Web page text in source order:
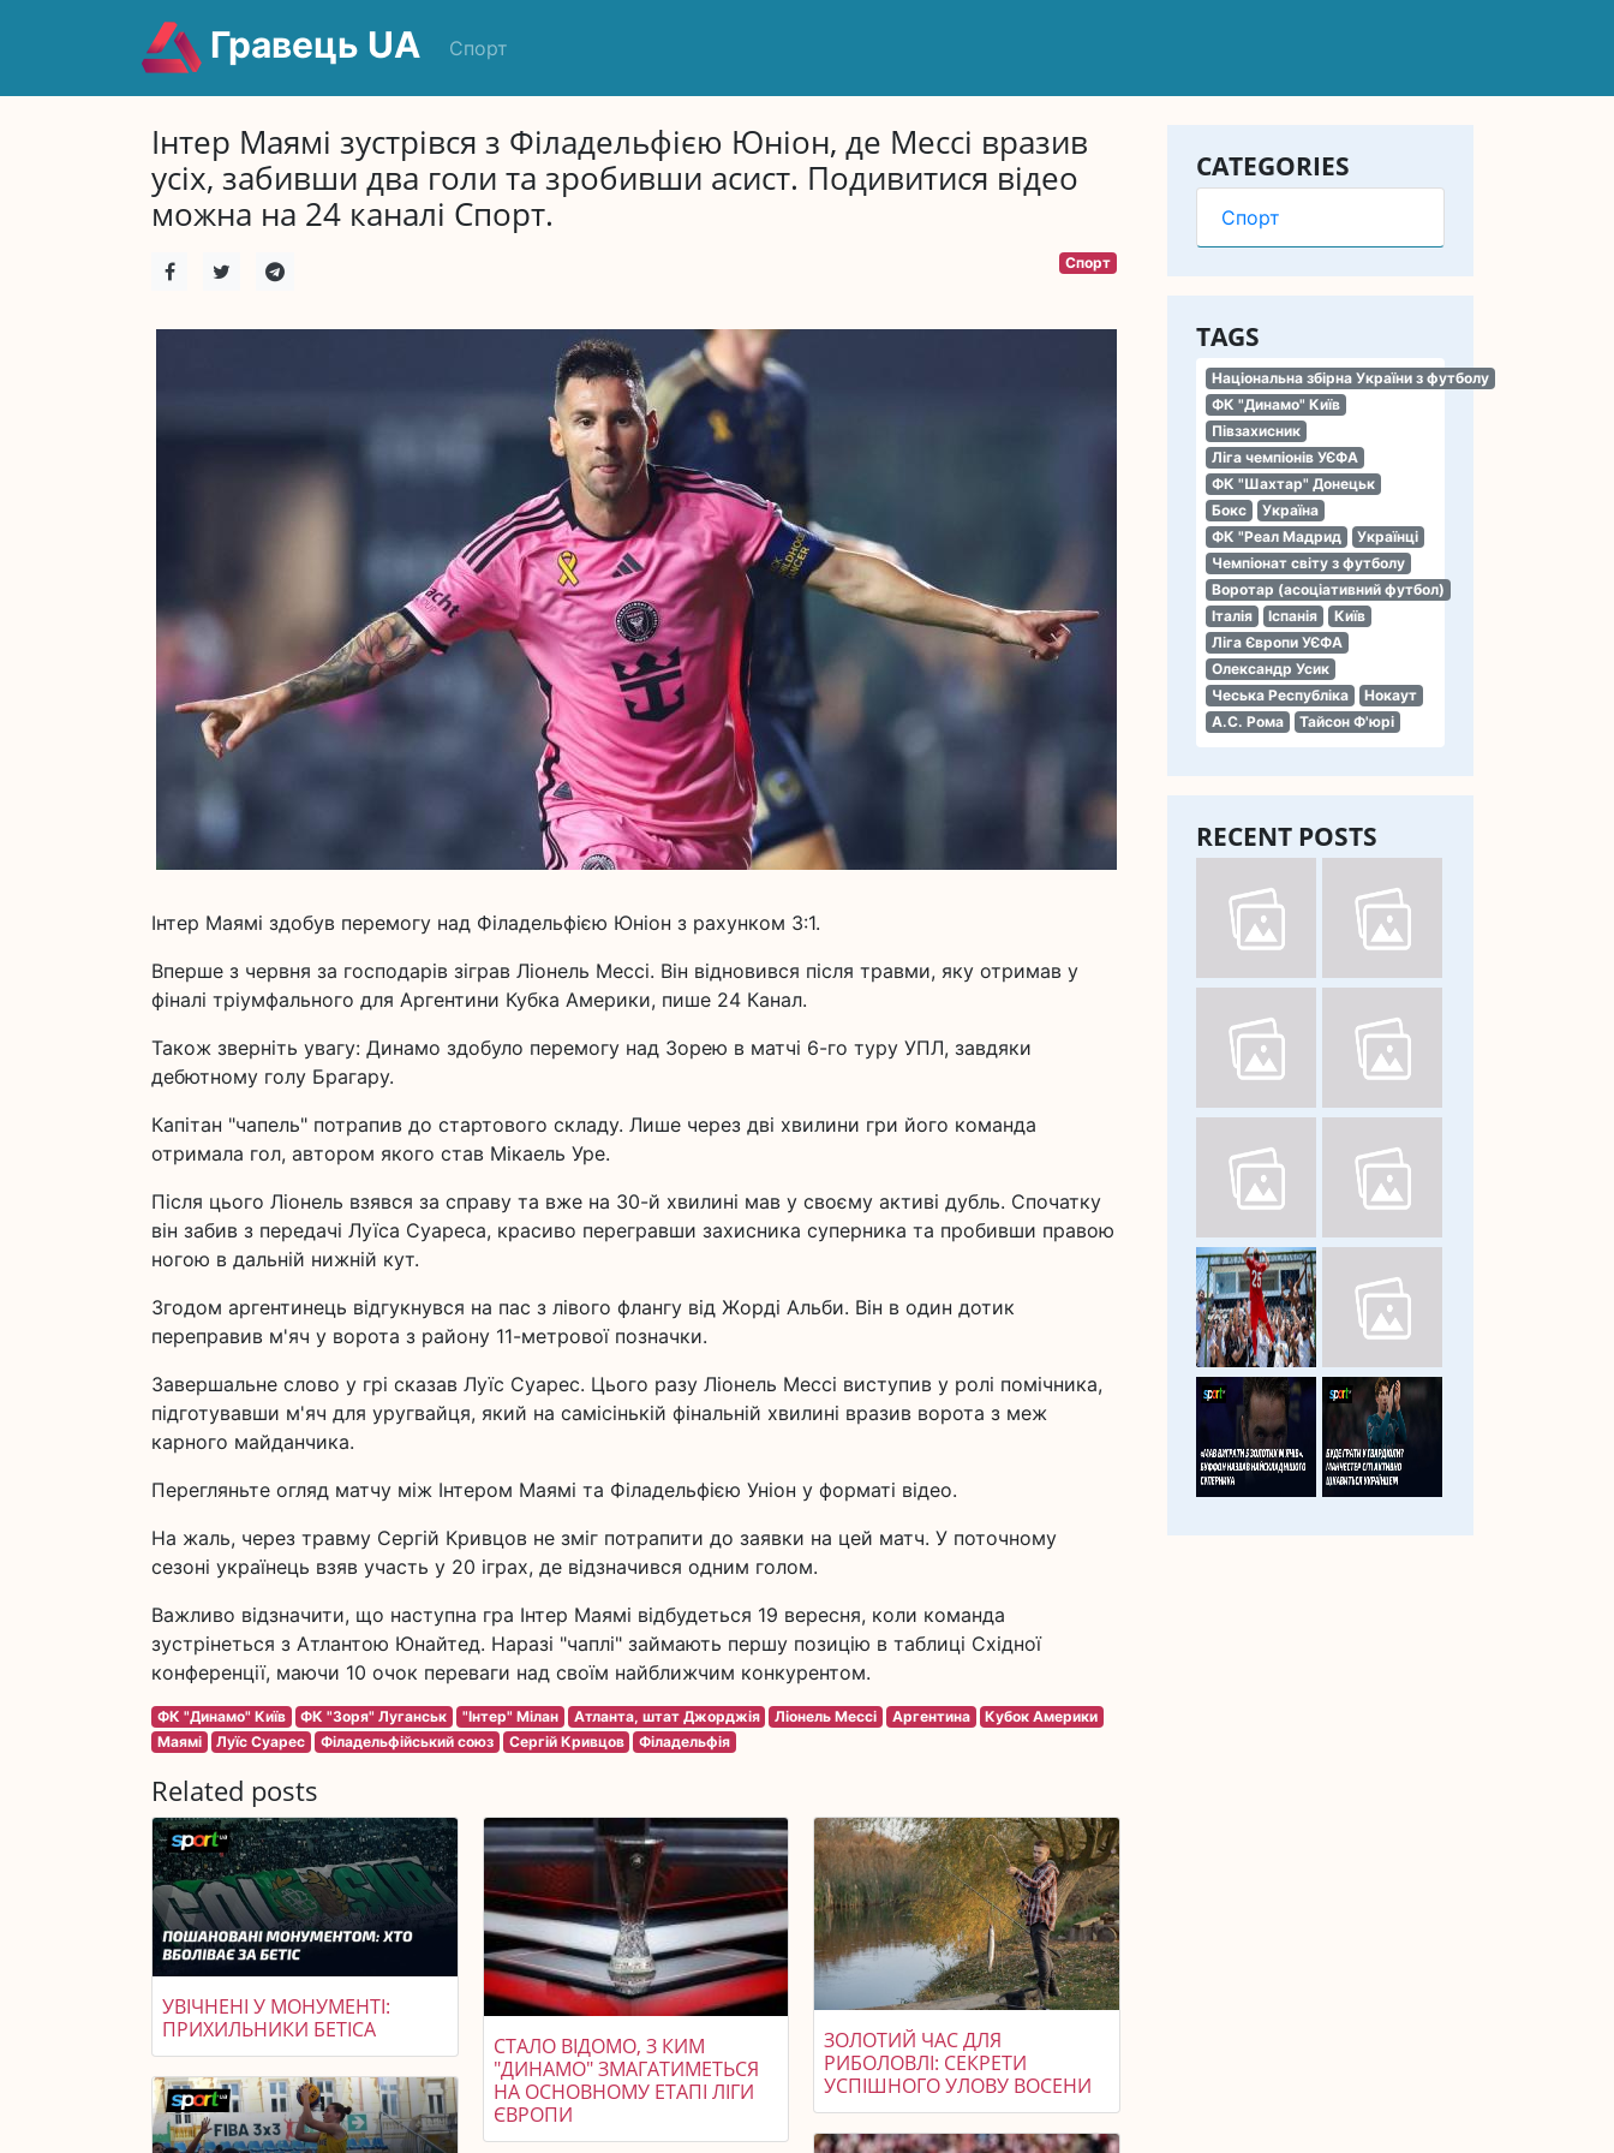
Гравець UA Спорт
CATEGORIES
Спорт
TAGS
Національна збірна України з футболу
ФК "Динамо" Київ
Півзахисник
Ліга чемпіонів УЄФА
ФК "Шахтар" Донецьк
Бокс
Україна
ФК "Реал Мадрид
Українці
Чемпіонат світу з футболу
Воротар (асоціативний футбол)
Італія
Іспанія
Київ
Ліга Європи УЄФА
Олександр Усик
Чеська Республіка
Нокаут
А.С. Рома
Тайсон Ф'юрі
RECENT POSTS
Інтер Маямі зустрівся з Філадельфією Юніон, де Мессі вразив
усіх, забивши два голи та зробивши асист. Подивитися відео
можна на 24 каналі Спорт.
Спорт
Інтер Маямі здобув перемогу над Філадельфією Юніон з рахунком 3:1.
Вперше з червня за господарів зіграв Ліонель Мессі. Він відновився після травми, яку отримав у
фіналі тріумфального для Аргентини Кубка Америки, пише 24 Канал.
Також зверніть увагу: Динамо здобуло перемогу над Зорею в матчі 6-го туру УПЛ, завдяки
дебютному голу Брагару.
Капітан "чапель" потрапив до стартового складу. Лише через дві хвилини гри його команда
отримала гол, автором якого став Мікаель Уре.
Після цього Ліонель взявся за справу та вже на 30-й хвилині мав у своєму активі дубль. Спочатку
він забив з передачі Луїса Суареса, красиво перегравши захисника суперника та пробивши правою
ногою в дальній нижній кут.
Згодом аргентинець відгукнувся на пас з лівого флангу від Жорді Альби. Він в один дотик
переправив м'яч у ворота з району 11-метрової позначки.
Завершальне слово у грі сказав Луїс Суарес. Цього разу Ліонель Мессі виступив у ролі помічника,
підготувавши м'яч для уругвайця, який на самісінькій фінальній хвилині вразив ворота з меж
карного майданчика.
Перегляньте огляд матчу між Інтером Маямі та Філадельфією Уніон у форматі відео.
На жаль, через травму Сергій Кривцов не зміг потрапити до заявки на цей матч. У поточному
сезоні українець взяв участь у 20 іграх, де відзначився одним голом.
Важливо відзначити, що наступна гра Інтер Маямі відбудеться 19 вересня, коли команда
зустрінеться з Атлантою Юнайтед. Наразі "чаплі" займають першу позицію в таблиці Східної
конференції, маючи 10 очок переваги над своїм найближчим конкурентом.
ФК "Динамо" Київ ФК "Зоря" Луганськ "Інтер" Мілан Атланта, штат Джорджія Ліонель Мессі Аргентина
Кубок Америки
Маямі
Луїс Суарес Філадельфійський союз Сергій Кривцов Філадельфія
Related posts
УВІЧНЕНІ У МОНУМЕНТІ:
ПРИХИЛЬНИКИ БЕТІСА
СТАЛО ВІДОМО, З КИМ
"ДИНАМО" ЗМАГАТИМЕТЬСЯ
НА ОСНОВНОМУ ЕТАПІ ЛІГИ
ЄВРОПИ
ЗОЛОТИЙ ЧАС ДЛЯ
РИБОЛОВЛІ: СЕКРЕТИ
УСПІШНОГО УЛОВУ ВОСЕНИ